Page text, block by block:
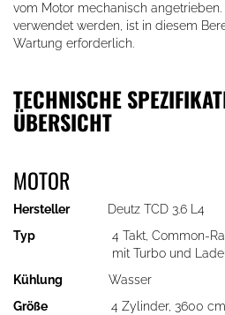
vom Motor mechanisch
verwendet werden, ist in diesem
Wartung erforderlich.
TECHNISCHE
ÜBERSICHT
MOTOR
Hersteller
Deutz TCD 3.6 L4
Typ
4 Takt, Common-Rail-
mit Turbo und
Kühlung Wasser
Größe 4 Zylinder, 3600 cm3 -